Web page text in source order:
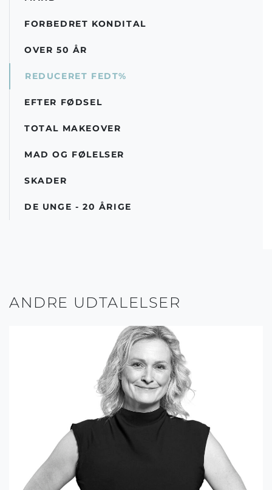
FORBEDRET KONDITAL
OVER 50 ÅR
REDUCERET FEDT%
EFTER FØDSEL
TOTAL MAKEOVER
MAD OG FØLELSER
SKADER
DE UNGE - 20 ÅRIGE
ANDRE UDTALELSER